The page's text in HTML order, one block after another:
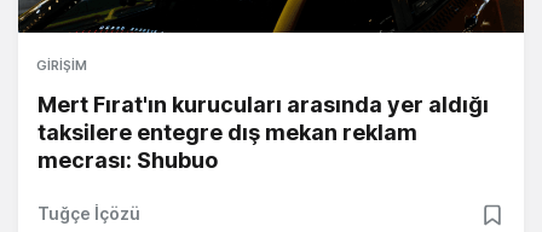
GIRIŞIM
Mert Fırat'ın kurucuları arasında yer aldığı
taksilere entegre dış mekan reklam
mecrası: Shubuo
Tuğçe İçözü